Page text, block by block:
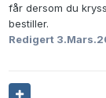
får dersom du
bestiller.
Redigert